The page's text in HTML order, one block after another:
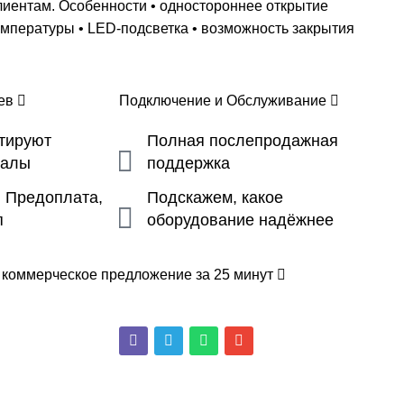
Особенности • одностороннее открытие
• LED-подсветка • возможность закрытия
Подключение и Обслуживание
Предоплата,
Полная послепродажная
поддержка
Подскажем, какое
оборудование надёжнее
предложение за 25 минут